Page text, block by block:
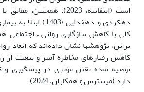
است (اینفانته، 2023).
دهکردی و دهخدایی
کلی با کاهش سازگاری روانی – اجتماعی
براین، پژوهش­ها نشان داده‌اند که ابعاد
کاهش رفتارهای مخاطره آمیز و تبعیت از
توصیه شده نقش مؤثری در پیشگیری و
دارد (میسترس و همکاران، 2024).